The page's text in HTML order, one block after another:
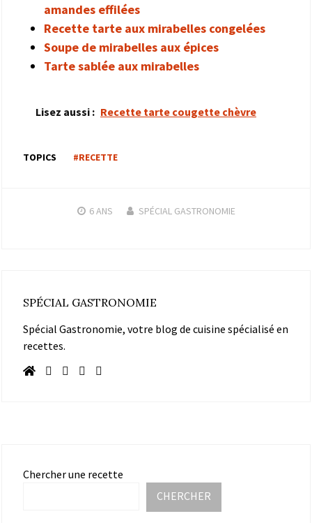
amandes effilées
Recette tarte aux mirabelles congelées
Soupe de mirabelles aux épices
Tarte sablée aux mirabelles
Lisez aussi : Recette tarte cougette chèvre
TOPICS #RECETTE
6 ANS SPÉCIAL GASTRONOMIE
SPÉCIAL GASTRONOMIE
Spécial Gastronomie, votre blog de cuisine spécialisé en
recettes.
Chercher une recette
CHERCHER